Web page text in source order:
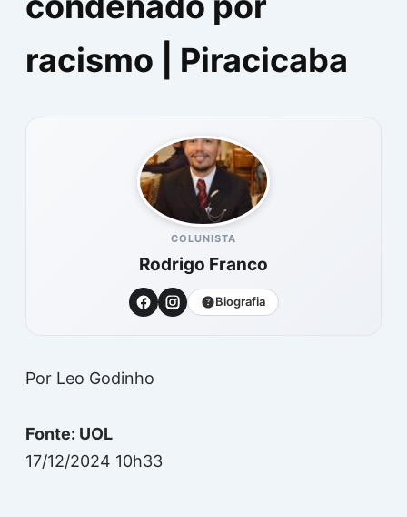
racismo | Piracicaba
COLUNISTA
Rodrigo Franco
Biografia
Por Leo Godinho
Fonte: UOL
17/12/2024 10h33